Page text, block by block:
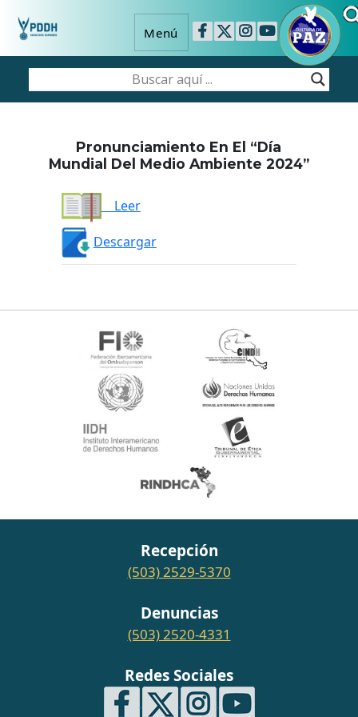
Menú
Pronunciamiento En El “Día
Mundial Del Medio Ambiente 2024”
Leer
Descargar
Recepción
(503) 2529-5370
Denuncias
(503) 2520-4331
Redes Sociales